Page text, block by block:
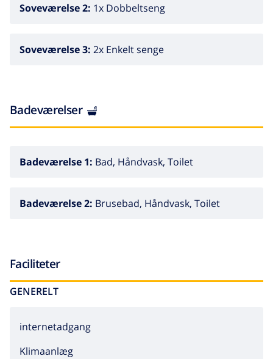
Soveværelse 2: 1x Dobbeltseng
Soveværelse 3: 2x Enkelt senge
Badeværelser
Badeværelse 1: Bad, Håndvask, Toilet
Badeværelse 2: Brusebad, Håndvask, Toilet
Faciliteter
GENERELT
internetadgang
Klimaanlæg